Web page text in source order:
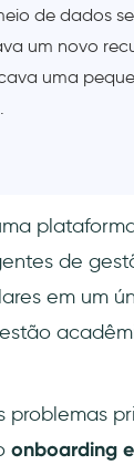
de dados
um novo
uma
de
em um
problemas
onboarding